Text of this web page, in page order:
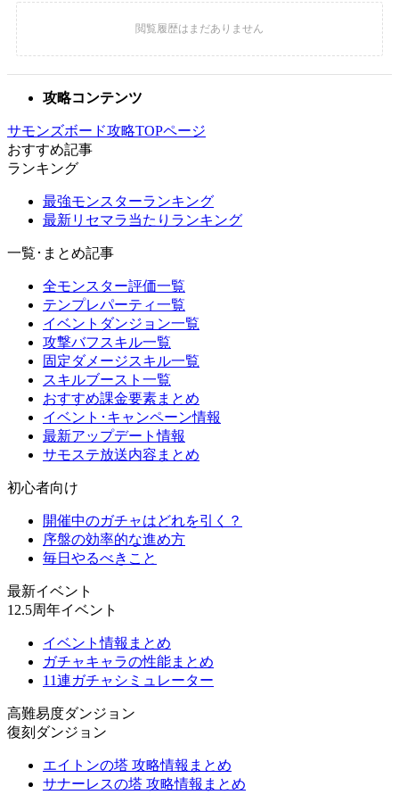
攻略コンテンツ
サモンズボード攻略TOPページ
おすすめ記事
ランキング
最強モンスターランキング
最新リセマラ当たりランキング
一覧･まとめ記事
全モンスター評価一覧
テンプレパーティ一覧
イベントダンジョン一覧
攻撃バフスキル一覧
固定ダメージスキル一覧
スキルブースト一覧
おすすめ課金要素まとめ
イベント･キャンペーン情報
最新アップデート情報
サモステ放送内容まとめ
初心者向け
開催中のガチャはどれを引く？
序盤の効率的な進め方
毎日やるべきこと
最新イベント
12.5周年イベント
イベント情報まとめ
ガチャキャラの性能まとめ
11連ガチャシミュレーター
高難易度ダンジョン
復刻ダンジョン
エイトンの塔 攻略情報まとめ
サナーレスの塔 攻略情報まとめ